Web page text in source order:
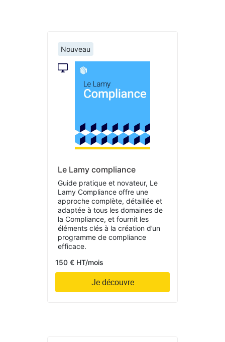
Nouveau
Le Lamy compliance
Guide pratique et novateur, Le
Lamy Compliance offre une
approche complète, détaillée et
adaptée à tous les domaines de
la Compliance, et fournit les
éléments clés à la création d’un
programme de compliance
efficace.
150 € HT/mois
Je découvre